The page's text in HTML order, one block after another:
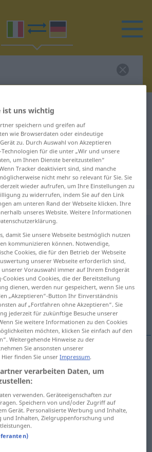
Wörterbuch
Übersetzung
Deutsch Übersetzung
: femminile
anklicken/antippen)
Garnierung
BremsBelag
ist uns wichtig
speichern und greifen auf
wie Browserdaten oder eindeutige
zu. Durch Auswahl von Akzeptieren
für die unter „Wir und unsere
um Ihnen Dienste bereitzustellen“
Tracker deaktiviert sind, sind manche
nicht mehr so relevant für Sie. Sie
wieder aufrufen, um Ihre Einstellungen zu
zu widerrufen, indem Sie auf den Link
am unteren Rand der Webseite klicken. Ihre
unseres Website. Weitere Informationen
damit Sie unsere Webseite bestmöglich nutzen
kommunizieren können. Notwendige,
Cookies, die für den Betrieb der Webseite
unserer Webseite erforderlich sind,
Vorauswahl immer auf Ihrem Endgerät
und Cookies, die der Bereitstellung
dienen, werden nur gespeichert, wenn Sie uns
„Akzeptieren“-Button Ihr Einverständnis
auf „Fortfahren ohne Akzeptieren“. Sie
jederzeit für zukünftige Besuche unserer
Sie weitere Informationen zu den Cookies
möchten, klicken Sie einfach auf den
Weitergehende Hinweise zu der
Sie ansonsten unserer
Hier finden Sie unserImpressum.
verarbeiten Daten, um
verwenden. Geräteeigenschaften zur
Speichern von und/oder Zugriff auf
Gerät. Personalisierte Werbung und Inhalte,
und Inhalten, Zielgruppenforschung und